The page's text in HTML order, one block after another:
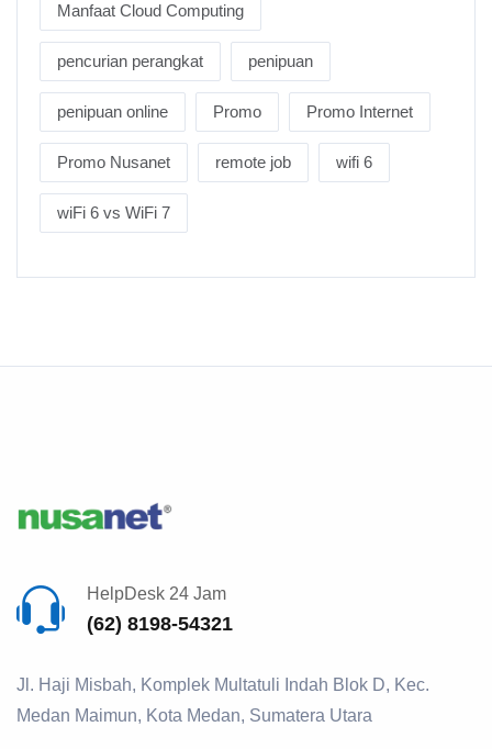
Manfaat Cloud Computing
pencurian perangkat penipuan
penipuan online Promo Promo Internet
Promo Nusanet remote job wifi 6
wiFi 6 vs WiFi 7
HelpDesk 24 Jam
(62) 8198-54321
Jl. Haji Misbah, Komplek Multatuli Indah Blok D, Kec.
Medan Maimun, Kota Medan, Sumatera Utara